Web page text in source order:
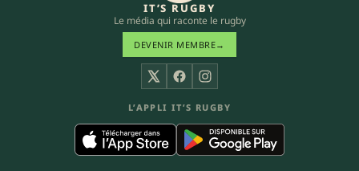
IT’S RUGBY
Le média qui raconte le rugby
DEVENIR MEMBRE→
X FacebookInstagram
L’APPLI IT’S RUGBY